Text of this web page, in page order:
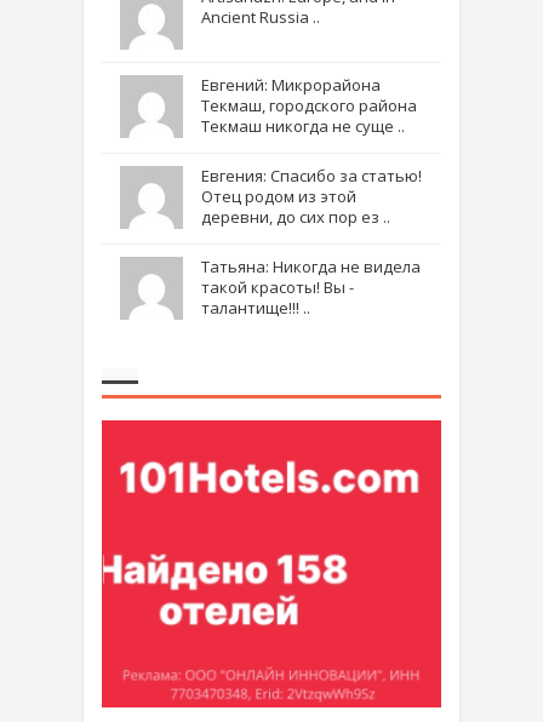
Ancient Russia ..
Евгений: Микрорайона
Текмаш, городского района
Текмаш никогда не суще ..
Евгения: Спасибо за статью!
Отец родом из этой
деревни, до сих пор ез ..
Татьяна: Никогда не видела
такой красоты! Вы -
талантище!!! ..